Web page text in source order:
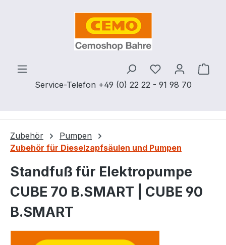
Zum Hauptinhalt springen
Service-Telefon +49 (0) 22 22 - 91 98 70
Du hast 0
Zubehör
Pumpen
Zubehör für Dieselzapfsäulen und Pumpen
Standfuß für Elektropumpe
CUBE 70 B.SMART | CUBE 90
B.SMART